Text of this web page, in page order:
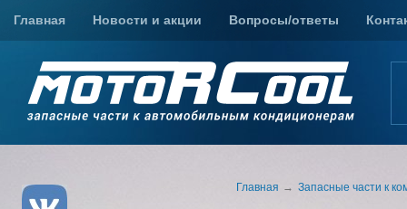
Главная Новости и акции Вопросы/ответы
Главная Запасные части к